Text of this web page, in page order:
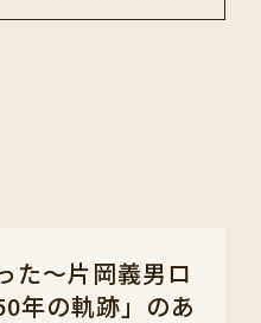
た～片岡義男ロ
年の軌跡」のあ